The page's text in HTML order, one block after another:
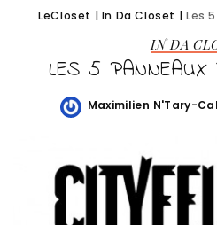
LeCloset | In Da Closet | Les
IN DA
LES 5 PANNEAUX
Posted
Maximilien N'Tary-